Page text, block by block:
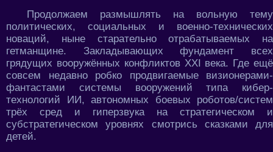
Продолжаем размышлять на вольную тему
политических, социальных и военно-технических
новаций, ныне старательно отрабатываемых на
гетманщине. Закладывающих фундамент всех
грядущих вооружённых конфликтов XXI века. Где ещё
совсем недавно робко продвигаемые визионерами-
фантастами системы вооружений типа кибер-
технологий ИИ, автономных боевых роботов/систем
трёх сред и гиперзвука на стратегическом и
субстратегическом уровнях смотрись сказками для
детей.